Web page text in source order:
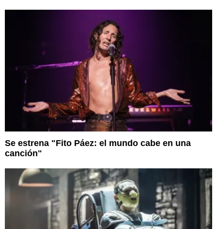
Se estrena "Fito Páez: el mundo cabe en una
canción"